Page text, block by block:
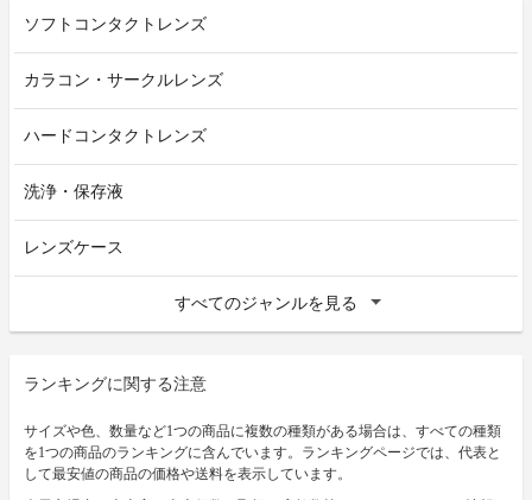
ソフトコンタクトレンズ
カラコン・サークルレンズ
ハードコンタクトレンズ
洗浄・保存液
レンズケース
すべてのジャンルを見る
ランキングに関する注意
サイズや色、数量など1つの商品に複数の種類がある場合は、すべての種類
を1つの商品のランキングに含んでいます。ランキングページでは、代表と
して最安値の商品の価格や送料を表示しています。